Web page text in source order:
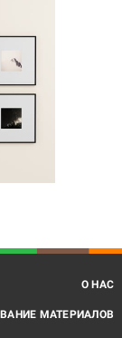
О НАС
МАТЕРИАЛОВ